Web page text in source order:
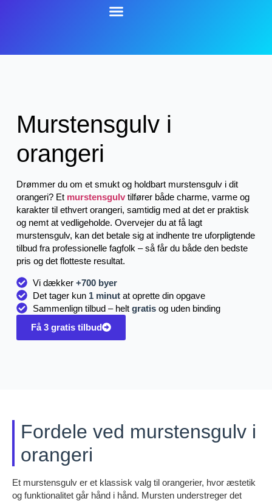
Murstensgulv i
orangeri
Drømmer du om et smukt og holdbart murstensgulv i dit
orangeri? Et murstensgulvtilfører både charme, varme og
karakter til ethvert orangeri, samtidig med at det er praktisk
og nemt at vedligeholde. Overvejer du at få lagt
murstensgulv, kan det betale sig at indhente tre uforpligtende
tilbud fra professionelle fagfolk – så får du både den bedste
pris og det flotteste resultat.
Vi dækker+700 byer
Det tager kun 1 minut at oprette din opgave
Sammenlign tilbud – heltgratis og uden binding
Få 3 gratis tilbud
Fordele ved murstensgulv i
orangeri
Et murstensgulv er et klassisk valg til orangerier, hvor æstetik
og funktionalitet går hånd i hånd. Mursten understreger det